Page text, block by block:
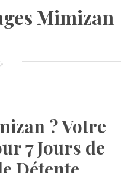
Mimizan
? Votre
7 Jours de